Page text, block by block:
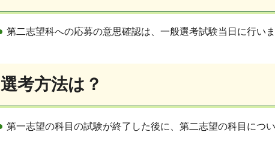
第二志望科への応募の意思確認は、一般選考試験当日に行いま
選考方法は？
第一志望の科目の試験が終了した後に、第二志望の科目につ